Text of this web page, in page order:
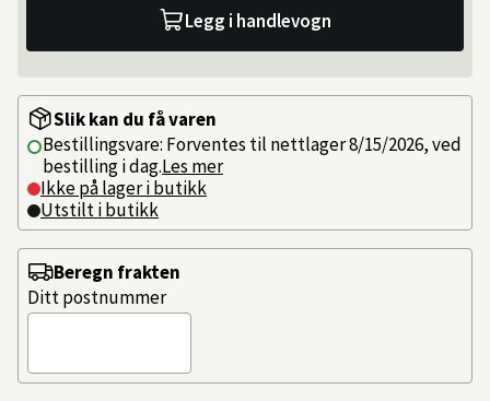
Legg i handlevogn
Slik kan du få varen
Bestillingsvare: Forventes til nettlager 8/15/2026, ved
bestilling i dag.Les mer
Ikke på lager i butikk
Utstilt i butikk
Beregn frakten
Ditt postnummer